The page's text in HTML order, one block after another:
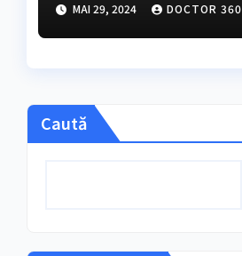
MAI 29, 2024 DOCTOR 360
Caută